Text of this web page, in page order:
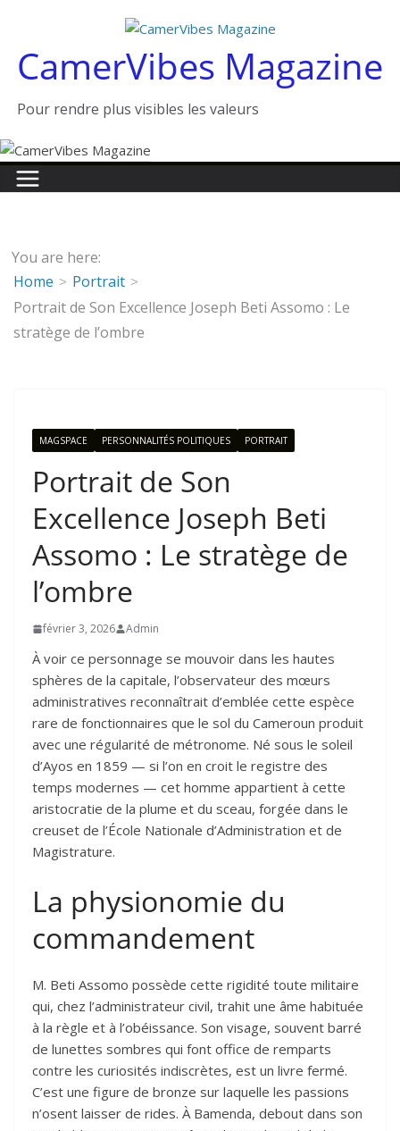
contenuCamerVibes Magazine
Pour rendre plus visibles les valeurs
You are here:
Home
Portrait
Portrait de Son Excellence Joseph Beti Assomo : Le
stratège de l’ombre
MAGSPACE PERSONNALITÉS POLITIQUES PORTRAIT
Portrait de Son
Excellence Joseph Beti
Assomo : Le stratège de
l’ombre
février 3, 2026 Admin
À voir ce personnage se mouvoir dans les hautes
sphères de la capitale, l’observateur des mœurs
administratives reconnaîtrait d’emblée cette espèce
rare de fonctionnaires que le sol du Cameroun produit
avec une régularité de métronome. Né sous le soleil
d’Ayos en 1859 — si l’on en croit le registre des
temps modernes — cet homme appartient à cette
aristocratie de la plume et du sceau, forgée dans le
creuset de l’École Nationale d’Administration et de
Magistrature.
La physionomie du
commandement
M. Beti Assomo possède cette rigidité toute militaire
qui, chez l’administrateur civil, trahit une âme habituée
à la règle et à l’obéissance. Son visage, souvent barré
de lunettes sombres qui font office de remparts
contre les curiosités indiscrètes, est un livre fermé.
C’est une figure de bronze sur laquelle les passions
n’osent laisser de rides. À Bamenda, debout dans son